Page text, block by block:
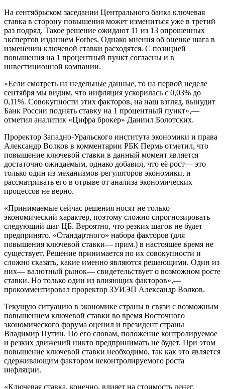
На сентябрьском заседании Центрального банка ключевая
ставка в сторону повышения может измениться уже в третий
раз подряд. Такое решение ожидают 11 из 13 опрошенных
экспертов изданием Forbes. Однако мнения об оценке шага в
изменении ключевой ставки расходятся. С позицией
повышения на 1 процентный пункт согласны и в
инвестиционной компании.
«Если смотреть на недельные данные, то на первой неделе
сентября мы видим, что инфляция ускорилась с 0,03% до
0,11%. Совокупности этих факторов, на наш взгляд, вынудит
Банк России поднять ставку на 1 процентный пункт»,—
отметил аналитик «Цифра брокер» Даниил Болотских.
Проректор Западно-Уральского института экономики и права
Александр Волков в комментарии РБК Пермь отметил, что
повышение ключевой ставки в данный момент является
достаточно ожидаемым, однако добавил, что её рост— это
только один из механизмов-регуляторов экономики, и
рассматривать его в отрыве от анализа экономических
процессов не верно.
«Принимаемые сейчас решения носят не только
экономический характер, поэтому сложно спрогнозировать
следующий шаг ЦБ. Вероятно, что резких шагов не будет
предпринято. «Стандартного» набора факторов (для
повышения ключевой ставки— прим.) в настоящее время не
существует. Решение принимается по их совокупности и
сложно сказать, какие именно являются решающими. Один из
них— валютный рынок— свидетельствует о возможном росте
ставки. Но только один из влияющих факторов»,—
прокомментировал проректор ЗУИЭП Александр Волков.
Текущую ситуацию в экономике страны в связи с возможным
повышением ключевой ставки во время Восточного
экономического форума оценил и президент страны
Владимир Путин. По его словам, положение контролируемое
и резких движений никто предпринимать не будет. При этом
повышение ключевой ставки необходимо, так как это является
сдерживающим фактором неконтролируемого роста
инфляции.
«Ключевая ставка, конечно, влияет на стоимость денег,